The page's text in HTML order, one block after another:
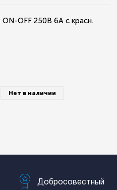
OFF 250В 6A с красн.
Нет в наличии
Добросовестный